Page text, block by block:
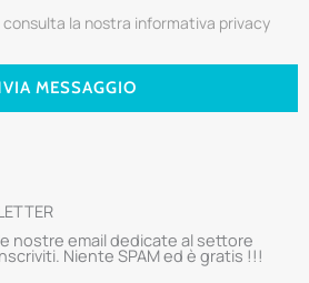
consulta la nostra informativa privacy
MESSAGGIO
nostre email dedicate al settore
Niente SPAM ed è gratis !!!